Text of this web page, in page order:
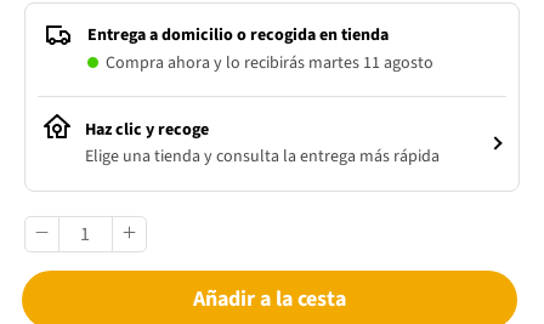
Entrega a domicilio o recogida en tienda
Compra ahora y lo recibirás martes 11 agosto
Haz clic y recoge
Elige una tienda y consulta la entrega más rápida
Añadir a la cesta